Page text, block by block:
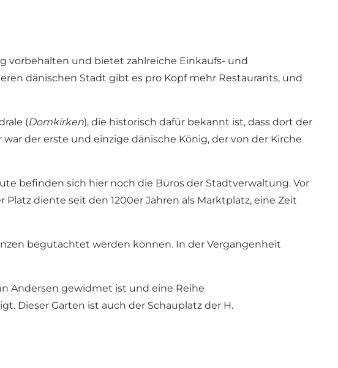
vorbehalten und bietet zahlreiche Einkaufs- und
dänischen Stadt gibt es pro Kopf mehr Restaurants, und
(Domkirken), die historisch dafür bekannt ist, dass dort der
der erste und einzige dänische König, der von der Kirche
befinden sich hier noch die Büros der Stadtverwaltung. Vor
Platz diente seit den 1200er Jahren als Marktplatz, eine Zeit
begutachtet werden können. In der Vergangenheit
Andersen gewidmet ist und eine Reihe
Dieser Garten ist auch der Schauplatz der H.